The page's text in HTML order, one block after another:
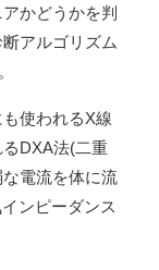
かどうかを判
アルゴリズム
使われるX線
DXA法(二重
電流を体に流
ンピーダンス